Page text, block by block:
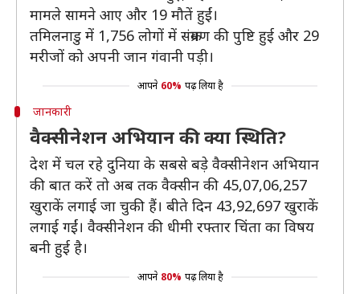
मामले सामने आए और 19 मौतें हुईं।
तमिलनाडु में 1,756 लोगों में संक्रमण की पुष्टि हुई और 29
मरीजों को अपनी जान गंवानी पड़ी।
आपने 60% पढ़ लिया है
जानकारी
वैक्सीनेशन अभियान की क्या स्थिति?
देश में चल रहे दुनिया के सबसे बड़े वैक्सीनेशन अभियान
की बात करें तो अब तक वैक्सीन की 45,07,06,257
खुराकें लगाई जा चुकी हैं। बीते दिन 43,92,697 खुराकें
लगाई गईं। वैक्सीनेशन की धीमी रफ्तार चिंता का विषय
बनी हुई है।
आपने 80% पढ़ लिया है